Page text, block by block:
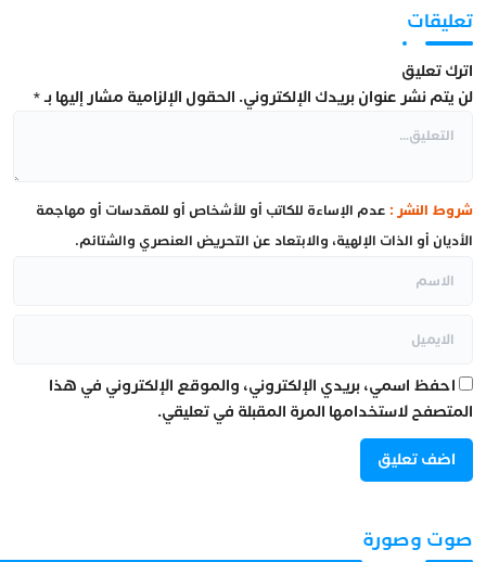
تعليقات
اترك تعليق
لن يتم نشر عنوان بريدك الإلكتروني. الحقول الإلزامية مشار إليها بـ*
شروط النشر : عدم الإساءة للكاتب أو للأشخاص أو للمقدسات أو مهاجمة
الأديان أو الذات الإلهية، والابتعاد عن التحريض العنصري والشتائم.
احفظ اسمي، بريدي الإلكتروني، والموقع الإلكتروني في هذا
المتصفح لاستخدامها المرة المقبلة في تعليقي.
صوت وصورة